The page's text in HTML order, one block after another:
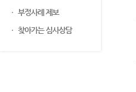
부정사례 제보
찾아가는 심사상담